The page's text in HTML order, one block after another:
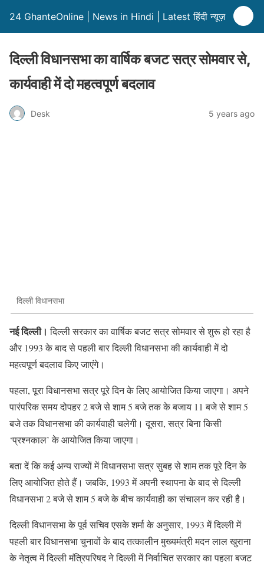
24 GhanteOnline | News in Hindi | Latest हिंदी न्यूज़
दिल्ली विधानसभा का वार्षिक बजट सत्र सोमवार से,
कार्यवाही में दो महत्वपूर्ण बदलाव
Desk 5 years ago
दिल्ली विधानसभा
नई दिल्ली। दिल्ली सरकार का वार्षिक बजट सत्र सोमवार से शुरू हो रहा है
और 1993 के बाद से पहली बार दिल्ली विधानसभा की कार्यवाही में दो
महत्वपूर्ण बदलाव किए जाएंगे।
पहला, पूरा विधानसभा सत्र पूरे दिन के लिए आयोजित किया जाएगा। अपने
पारंपरिक समय दोपहर 2 बजे से शाम 5 बजे तक के बजाय 11 बजे से शाम 5
बजे तक विधानसभा की कार्यवाही चलेगी। दूसरा, सत्र बिना किसी
‘प्रश्नकाल’ के आयोजित किया जाएगा।
बता दें कि कई अन्य राज्यों में विधानसभा सत्र सुबह से शाम तक पूरे दिन के
लिए आयोजित होते हैं। जबकि, 1993 में अपनी स्थापना के बाद से दिल्ली
विधानसभा 2 बजे से शाम 5 बजे के बीच कार्यवाही का संचालन कर रही है।
दिल्ली विधानसभा के पूर्व सचिव एसके शर्मा के अनुसार, 1993 में दिल्ली में
पहली बार विधानसभा चुनावों के बाद तत्कालीन मुख्यमंत्री मदन लाल खुराना
के नेतृत्व में दिल्ली मंत्रिपरिषद ने दिल्ली में निर्वाचित सरकार का पहला बजट